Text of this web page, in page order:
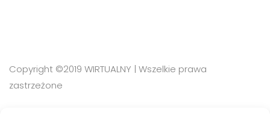
Copyright ©2019 WIRTUALNY | Wszelkie prawa
zastrzeżone